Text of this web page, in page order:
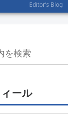
Editor’s Blog
ール